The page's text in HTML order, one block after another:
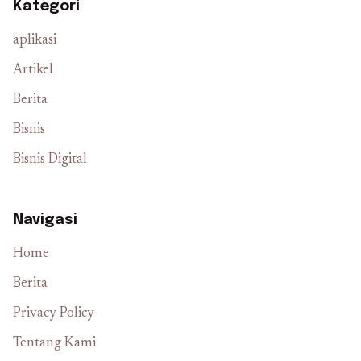
Kategori
aplikasi
Artikel
Berita
Bisnis
Bisnis Digital
Navigasi
Home
Berita
Privacy Policy
Tentang Kami